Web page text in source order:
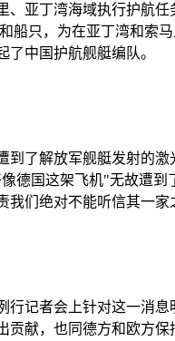
亚丁湾海域执行护航
只，为在亚丁湾和索
中国护航舰艇编队。
了解放军舰艇发射的
德国这架飞机"无故遭
们绝对不能听信其一家
记者会上针对这一消
献，也同德方和欧方